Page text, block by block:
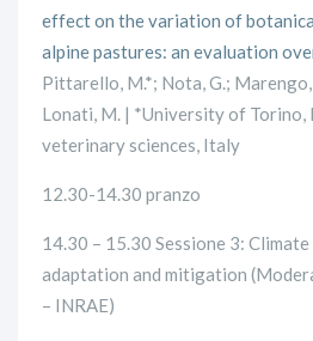
effect on the variation of
alpine pastures: an evaluation
Pittarello, M.*; Nota, G.; Marengo,
Lonati, M. | *University of
veterinary sciences, Italy
12.30-14.30 pranzo
14.30 – 15.30 Sessione 3: Climate
adaptation and mitigation
– INRAE)